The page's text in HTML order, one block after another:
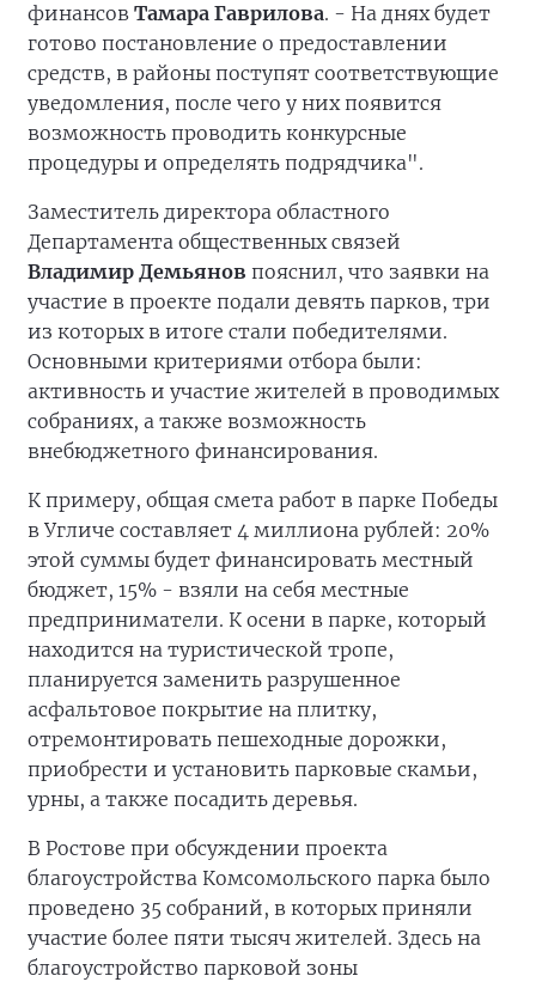
финансов Тамара Гаврилова. - На днях будет
готово постановление о предоставлении
средств, в районы поступят соответствующие
уведомления, после чего у них появится
возможность проводить конкурсные
процедуры и определять подрядчика".
Заместитель директора областного
Департамента общественных связей
Владимир Демьянов пояснил, что заявки на
участие в проекте подали девять парков, три
из которых в итоге стали победителями.
Основными критериями отбора были:
активность и участие жителей в проводимых
собраниях, а также возможность
внебюджетного финансирования.
К примеру, общая смета работ в парке Победы
в Угличе составляет 4 миллиона рублей: 20%
этой суммы будет финансировать местный
бюджет, 15% - взяли на себя местные
предприниматели. К осени в парке, который
находится на туристической тропе,
планируется заменить разрушенное
асфальтовое покрытие на плитку,
отремонтировать пешеходные дорожки,
приобрести и установить парковые скамьи,
урны, а также посадить деревья.
В Ростове при обсуждении проекта
благоустройства Комсомольского парка было
проведено 35 собраний, в которых приняли
участие более пяти тысяч жителей. Здесь на
благоустройство парковой зоны